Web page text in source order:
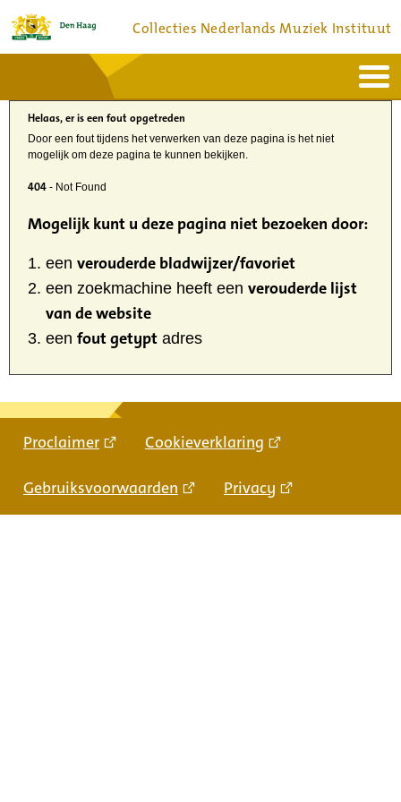
Collecties Nederlands Muziek Instituut
Home
Actueel
Bronnen en collecties
Dienstverlening
Bezoek
Over
Helaas, er is een fout opgetreden
Door een fout tijdens het verwerken van deze pagina is het niet
mogelijk om deze pagina te kunnen bekijken.
404 - Not Found
Mogelijk kunt u deze pagina niet bezoeken door:
een verouderde bladwijzer/favoriet
een zoekmachine heeft een verouderde lijst
van de website
een fout getypt adres
Proclaimer Cookieverklaring
Gebruiksvoorwaarden Privacy